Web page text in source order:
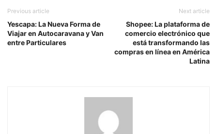
Previous article
Yescapa: La Nueva Forma de
Viajar en Autocaravana y Van
entre Particulares
Next article
Shopee: La plataforma de
comercio electrónico que
está transformando las
compras en línea en América
Latina